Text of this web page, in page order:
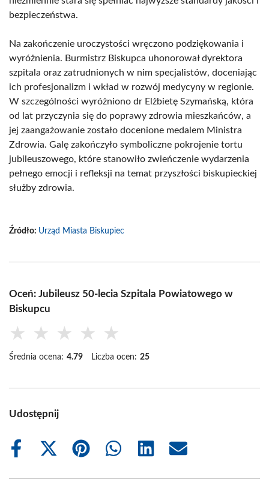
bezpieczeństwa.
Na zakończenie uroczystości wręczono podziękowania i
wyróżnienia. Burmistrz Biskupca uhonorował dyrektora
szpitala oraz zatrudnionych w nim specjalistów, doceniając
ich profesjonalizm i wkład w rozwój medycyny w regionie.
W szczególności wyróżniono dr Elżbietę Szymańską, która
od lat przyczynia się do poprawy zdrowia mieszkańców, a
jej zaangażowanie zostało docenione medalem Ministra
Zdrowia. Galę zakończyło symboliczne pokrojenie tortu
jubileuszowego, które stanowiło zwieńczenie wydarzenia
pełnego emocji i refleksji na temat przyszłości biskupieckiej
służby zdrowia.
Źródło: Urząd Miasta Biskupiec
Oceń: Jubileusz 50-lecia Szpitala Powiatowego w
Biskupcu
★ ★ ★ ★ ★
Średnia ocena: 4.79 Liczba ocen: 25
Udostępnij
Share
Share
(Twitter)
Share
Share
Share
Share